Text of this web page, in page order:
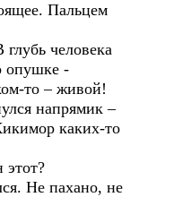
Пальцем
человека
опушке -
то – живой!
напрямик –
каких-то
Не пахано, не